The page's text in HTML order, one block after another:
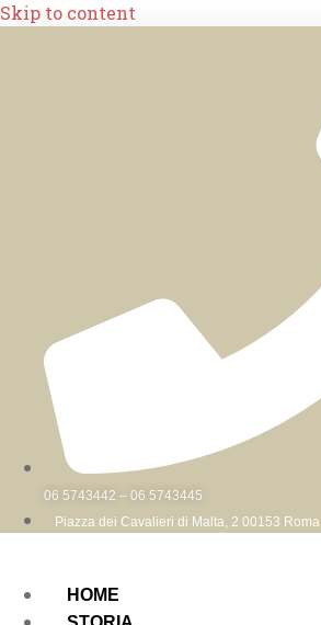
Skip to content
06 5743442 – 06 5743445
Piazza dei Cavalieri di Malta, 2 00153 Roma
HOME